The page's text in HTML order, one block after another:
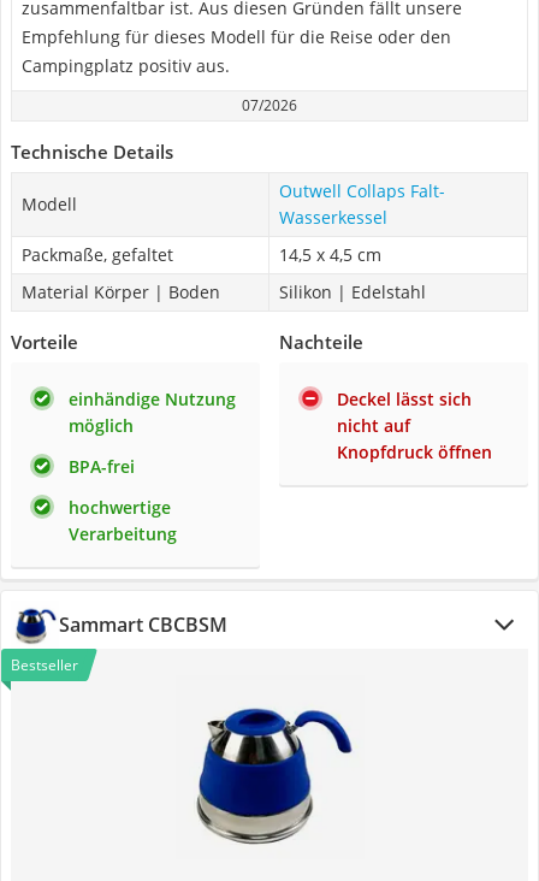
zusammenfaltbar ist. Aus diesen Gründen fällt unsere
Empfehlung für dieses Modell für die Reise oder den
Campingplatz positiv aus.
07/2026
Technische Details
Modell
Outwell Collaps Falt-
Wasserkessel
Packmaße, gefaltet
14,5 x 4,5 cm
Material Körper | Boden
Silikon | Edelstahl
Vorteile
einhändige Nutzung
möglich
BPA-frei
hochwertige
Verarbeitung
Nachteile
Deckel lässt sich
nicht auf
Knopfdruck öffnen
Sammart CBCBSM
Bestseller